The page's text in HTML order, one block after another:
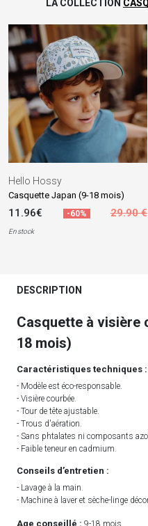
LA COLLECTION
Hello Hossy
Casquette Japan (9-18 mois)
11.96€ -60% 29.90 €
En stock
DESCRIPTION
Casquette à visière
18 mois)
Caractéristiques techniques :
- Modèle est éco-responsable.
- Visière courbée.
- Tour de tête ajustable.
- Trous d'aération.
- Sans phtalates ni composants
- Faible teneur en cadmium.
Conseils d’entretien :
- Lavage à la main.
- Machine à laver et sèche-linge
Age conseillé :